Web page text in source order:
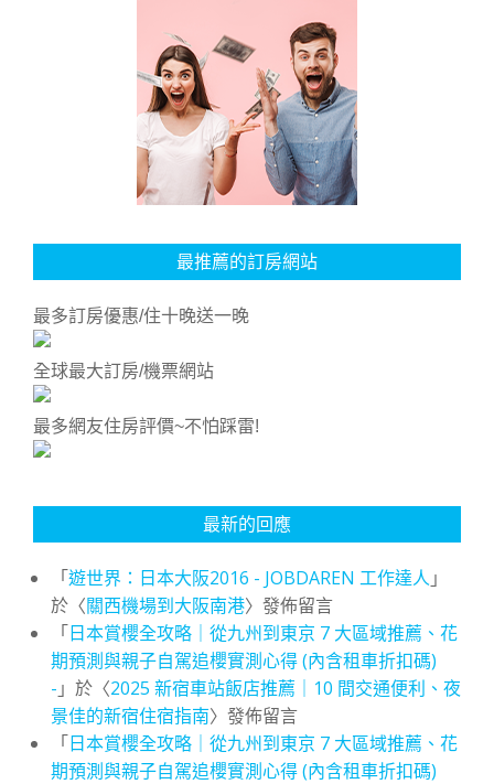
最推薦的訂房網站
最多訂房優惠/住十晚送一晚
全球最大訂房/機票網站
最多網友住房評價~不怕踩雷!
最新的回應
「遊世界：日本大阪2016 - JOBDAREN 工作達人 」
於〈關西機場到大阪南港〉發佈留言
「日本賞櫻全攻略｜從九州到東京 7 大區域推薦、花
期預測與親子自駕追櫻實測心得 (內含租車折扣碼)
- 」於〈2025 新宿車站飯店推薦｜10 間交通便利、夜
景佳的新宿住宿指南〉發佈留言
「日本賞櫻全攻略｜從九州到東京 7 大區域推薦、花
期預測與親子自駕追櫻實測心得 (內含租車折扣碼)